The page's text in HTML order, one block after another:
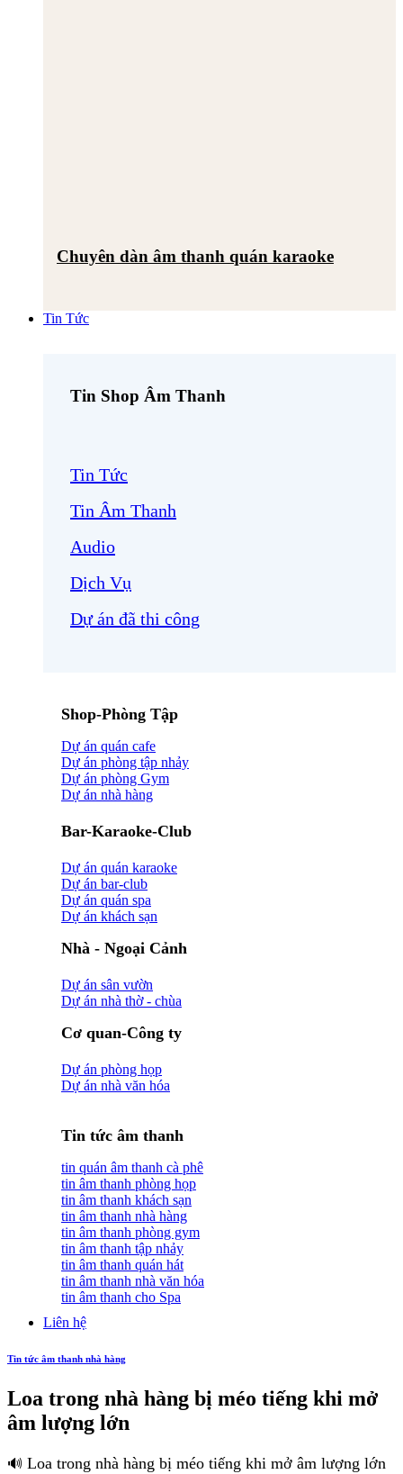
Chuyên dàn âm thanh quán karaoke
Tin Tức
Tin Shop Âm Thanh
Tin Tức
Tin Âm Thanh
Audio
Dịch Vụ
Dự án đã thi công
Shop-Phòng Tập
Dự án quán cafe
Dự án phòng tập nhảy
Dự án phòng Gym
Dự án nhà hàng
Bar-Karaoke-Club
Dự án quán karaoke
Dự án bar-club
Dự án quán spa
Dự án khách sạn
Nhà - Ngoại Cảnh
Dự án sân vườn
Dự án nhà thờ - chùa
Cơ quan-Công ty
Dự án phòng họp
Dự án nhà văn hóa
Tin tức âm thanh
tin quán âm thanh cà phê
tin âm thanh phòng họp
tin âm thanh khách sạn
tin âm thanh nhà hàng
tin âm thanh phòng gym
tin âm thanh tập nhảy
tin âm thanh quán hát
tin âm thanh nhà văn hóa
tin âm thanh cho Spa
Liên hệ
Tin tức âm thanh nhà hàng
Loa trong nhà hàng bị méo tiếng khi mở
âm lượng lớn
🔊 Loa trong nhà hàng bị méo tiếng khi mở âm lượng lớn